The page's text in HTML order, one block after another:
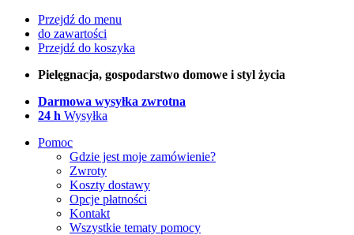
Przejdź do menu
do zawartości
Przejdź do koszyka
Pielęgnacja, gospodarstwo domowe i styl życia
Darmowa wysyłka zwrotna
24 h Wysyłka
Pomoc
Gdzie jest moje zamówienie?
Zwroty
Koszty dostawy
Opcje płatności
Kontakt
Wszystkie tematy pomocy